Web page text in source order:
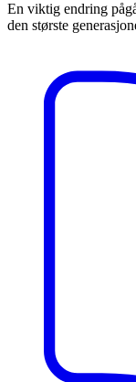
En viktig endring
den største